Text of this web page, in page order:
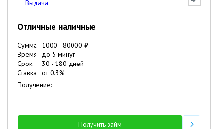
Отличные наличные
Сумма 1000 - 80000 ₽
Время
до 5 минут
Срок
30 - 180 дней
Ставка
от0.3%
Получение:
Получить займ